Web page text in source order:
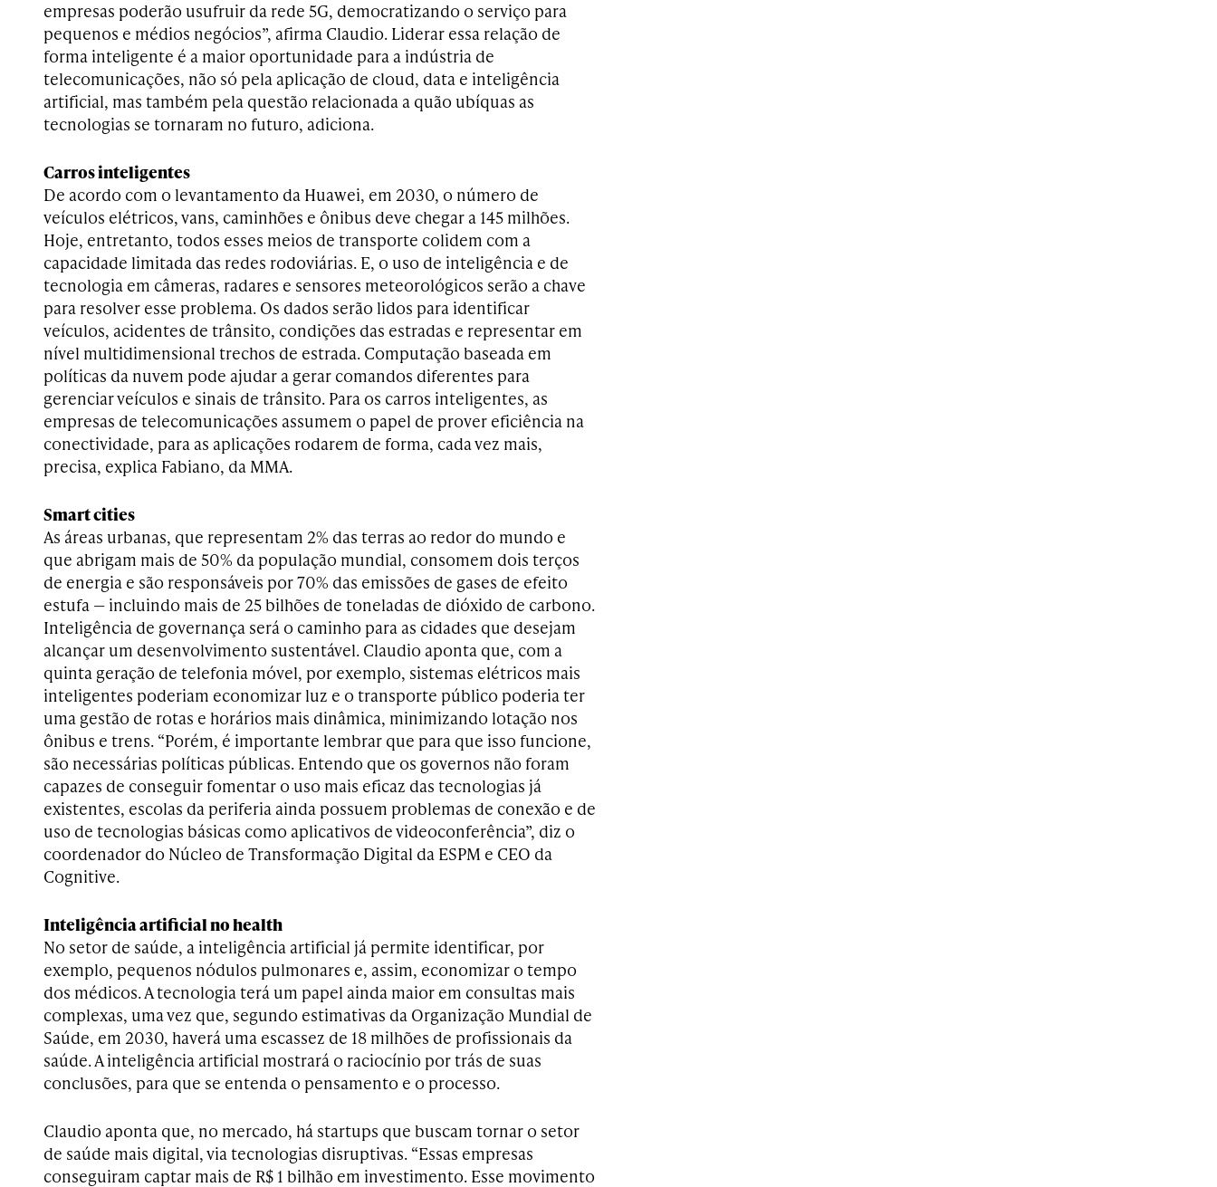
empresas poderão usufruir da rede 5G, democratizando o serviço para
pequenos e médios negócios”, afirma Claudio. Liderar essa relação de
forma inteligente é a maior oportunidade para a indústria de
telecomunicações, não só pela aplicação de cloud, data e inteligência
artificial, mas também pela questão relacionada a quão ubíquas as
tecnologias se tornaram no futuro, adiciona.
Carros inteligentes
De acordo com o levantamento da Huawei, em 2030, o número de
veículos elétricos, vans, caminhões e ônibus deve chegar a 145 milhões.
Hoje, entretanto, todos esses meios de transporte colidem com a
capacidade limitada das redes rodoviárias. E, o uso de inteligência e de
tecnologia em câmeras, radares e sensores meteorológicos serão a chave
para resolver esse problema. Os dados serão lidos para identificar
veículos, acidentes de trânsito, condições das estradas e representar em
nível multidimensional trechos de estrada. Computação baseada em
políticas da nuvem pode ajudar a gerar comandos diferentes para
gerenciar veículos e sinais de trânsito. Para os carros inteligentes, as
empresas de telecomunicações assumem o papel de prover eficiência na
conectividade, para as aplicações rodarem de forma, cada vez mais,
precisa, explica Fabiano, da MMA.
Smart cities
As áreas urbanas, que representam 2% das terras ao redor do mundo e
que abrigam mais de 50% da população mundial, consomem dois terços
de energia e são responsáveis ​​por 70% das emissões de gases de efeito
estufa — incluindo mais de 25 bilhões de toneladas de dióxido de carbono.
Inteligência de governança será o caminho para as cidades que desejam
alcançar um desenvolvimento sustentável. Claudio aponta que, com a
quinta geração de telefonia móvel, por exemplo, sistemas elétricos mais
inteligentes poderiam economizar luz e o transporte público poderia ter
uma gestão de rotas e horários mais dinâmica, minimizando lotação nos
ônibus e trens. “Porém, é importante lembrar que para que isso funcione,
são necessárias políticas públicas. Entendo que os governos não foram
capazes de conseguir fomentar o uso mais eficaz das tecnologias já
existentes, escolas da periferia ainda possuem problemas de conexão e de
uso de tecnologias básicas como aplicativos de videoconferência”, diz o
coordenador do Núcleo de Transformação Digital da ESPM e CEO da
Cognitive.
Inteligência artificial no health
No setor de saúde, a inteligência artificial já permite identificar, por
exemplo, pequenos nódulos pulmonares e, assim, economizar o tempo
dos médicos. A tecnologia terá um papel ainda maior em consultas mais
complexas, uma vez que, segundo estimativas da Organização Mundial de
Saúde, em 2030, haverá uma escassez de 18 milhões de profissionais da
saúde. A inteligência artificial mostrará o raciocínio por trás de suas
conclusões, para que se entenda o pensamento e o processo.
Claudio aponta que, no mercado, há startups que buscam tornar o setor
de saúde mais digital, via tecnologias disruptivas. “Essas empresas
conseguiram captar mais de R$ 1 bilhão em investimento. Esse movimento